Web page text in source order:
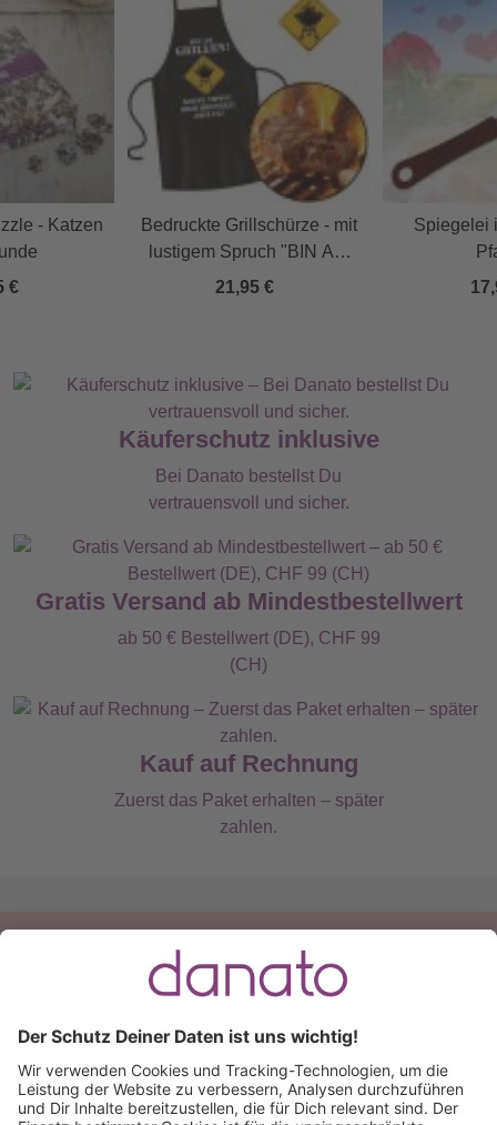
- Katzen
€
Bedruckte Grillschürze - mit
lustigem Spruch "BIN AM
GRILLEN! KEINE TIPPS!"
21,95 €
Spiegelei
Käuferschutz inklusive
Bei Danato bestellst Du
vertrauensvoll und sicher.
Gratis Versand ab Mindestbestellwert
ab 50 € Bestellwert (DE), CHF 99
(CH)
Kauf auf Rechnung
Zuerst das Paket erhalten – später
zahlen.
Du hast eine Frage?
+49 (0) 511 51 56 0300
schreib uns eineE-Mail
Käuferschutz inklusive Kauf auf Rechnung